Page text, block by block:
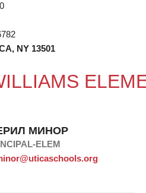
NY 13501
МИНОР
ELEM